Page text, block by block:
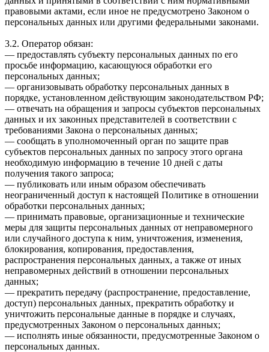
правовыми актами, если иное не предусмотрено Законом о
персональных данных или другими федеральными законами.
3.2. Оператор обязан:
— предоставлять субъекту персональных данных по его
просьбе информацию, касающуюся обработки его
персональных данных;
— организовывать обработку персональных данных в
порядке, установленном действующим законодательством РФ;
— отвечать на обращения и запросы субъектов персональных
данных и их законных представителей в соответствии с
требованиями Закона о персональных данных;
— сообщать в уполномоченный орган по защите прав
субъектов персональных данных по запросу этого органа
необходимую информацию в течение 10 дней с даты
получения такого запроса;
— публиковать или иным образом обеспечивать
неограниченный доступ к настоящей Политике в отношении
обработки персональных данных;
— принимать правовые, организационные и технические
меры для защиты персональных данных от неправомерного
или случайного доступа к ним, уничтожения, изменения,
блокирования, копирования, предоставления,
распространения персональных данных, а также от иных
неправомерных действий в отношении персональных
данных;
— прекратить передачу (распространение, предоставление,
доступ) персональных данных, прекратить обработку и
уничтожить персональные данные в порядке и случаях,
предусмотренных Законом о персональных данных;
— исполнять иные обязанности, предусмотренные Законом о
персональных данных.